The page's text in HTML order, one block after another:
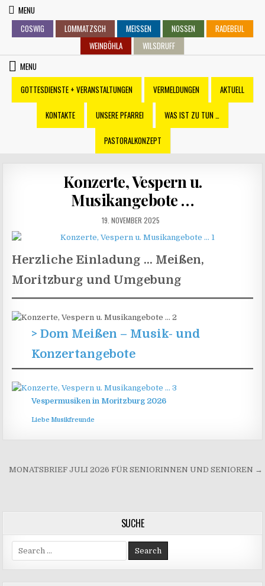
Skip
content
MENU
COSWIG
LOMMATZSCH MEISSEN NOSSEN
RADEBEUL
WEINBÖHLA
WILSDRUFF
MENU
GOTTESDIENSTE + VERANSTALTUNGEN
VERMELDUNGEN AKTUELL
KONTAKTE UNSERE PFARREI WAS IST ZU TUN …
PASTORALKONZEPT
Konzerte, Vespern u.
Musikangebote …
PUBLISHED
19. NOVEMBER 2025
Herzliche Einladung … Meißen,
Moritzburg und Umgebung
> Dom Meißen – Musik- und
Konzertangebote
Vespermusiken in Moritzburg 2026
Liebe Musikfreunde
Beitragsnavigation
MONATSBRIEF JULI 2026 FÜR SENIORINNEN UND SENIOREN →
SUCHE
Search
for: